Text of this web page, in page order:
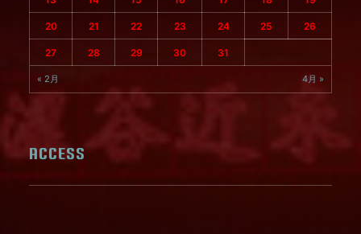
20 21 22 23 24 25 26
27 28 29 30 31
« 2月 4月 »
ACCESS